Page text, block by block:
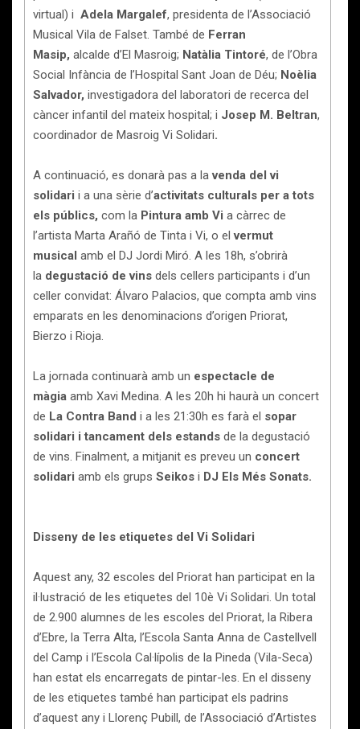
virtual) i Adela Margalef, presidenta de l’Associació
Musical Vila de Falset. També de Ferran
Masip, alcalde d’El Masroig; Natàlia Tintoré, de l’Obra
Social Infància de l’Hospital Sant Joan de Déu; Noèlia
Salvador, investigadora del laboratori de recerca del
càncer infantil del mateix hospital; i Josep M. Beltran,
coordinador de Masroig Vi Solidari.
A continuació, es donarà pas a lavenda del vi
solidari i a una sèrie d’activitats culturals per a tots
els públics, com la Pintura amb Vi a càrrec de
l’artista Marta Arañó de Tinta i Vi, o elvermut
musical amb el DJ Jordi Miró. A les 18h, s’obrirà
la degustació de vins dels cellers participants i d’un
celler convidat: Álvaro Palacios, que compta amb vins
emparats en les denominacions d’origen Priorat,
Bierzo i Rioja.
La jornada continuarà amb un espectacle de
màgia amb Xavi Medina. A les 20h hi haurà un concert
de La Contra Band i a les 21:30h es farà el sopar
solidari i tancament dels estands de la degustació
de vins. Finalment, a mitjanit es preveu un concert
solidari amb els grups Seikos i DJ Els Més Sonats.
Disseny de les etiquetes del Vi Solidari
Aquest any, 32 escoles del Priorat han participat en la
il·lustració de les etiquetes del 10è Vi Solidari. Un total
de 2.900 alumnes de les escoles del Priorat, la Ribera
d’Ebre, la Terra Alta, l’Escola Santa Anna de Castellvell
del Camp i l’Escola Cal·lípolis de la Pineda (Vila-Seca)
han estat els encarregats de pintar-les. En el disseny
de les etiquetes també han participat els padrins
d’aquest any i Llorenç Pubill, de l’Associació d’Artistes